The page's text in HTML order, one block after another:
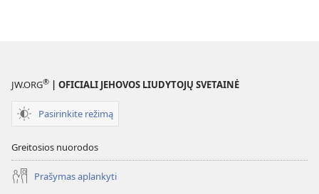
JW.ORG® | OFICIALI JEHOVOS LIUDYTOJŲ SVETAINĖ
Pasirinkite režimą
Greitosios nuorodos
Prašymas aplankyti